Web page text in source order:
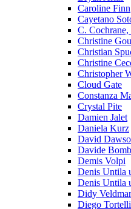
Caroline Finn
Cayetano
C.
Christine
Christian
Christine
Christopher
Cloud Gate
Constanza
Crystal Pite
Damien Jalet
Daniela Kurz
David
Davide
Demis Volpi
Denis Untila
Denis Untila
Didy
Diego Tortelli